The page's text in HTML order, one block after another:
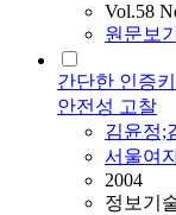
Vol.58
원문보기
간단한 인증
안전성 고찰
김윤정;
서울여
2004
정보기